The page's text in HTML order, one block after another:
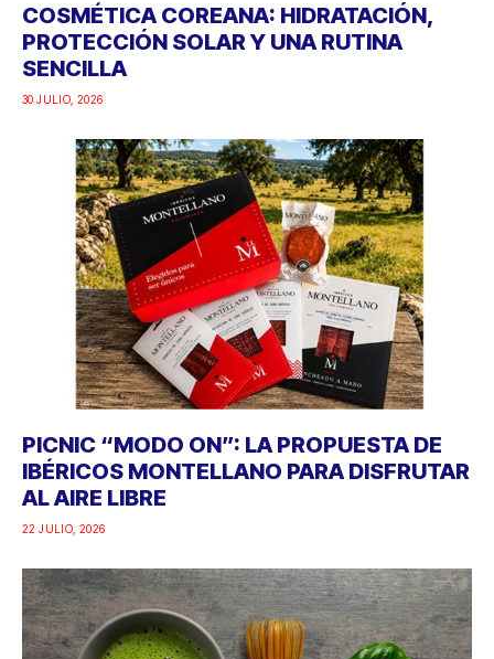
COSMÉTICA COREANA: HIDRATACIÓN,
PROTECCIÓN SOLAR Y UNA RUTINA
SENCILLA
30 JULIO, 2026
PICNIC “MODO ON”: LA PROPUESTA DE
IBÉRICOS MONTELLANO PARA DISFRUTAR
AL AIRE LIBRE
22 JULIO, 2026